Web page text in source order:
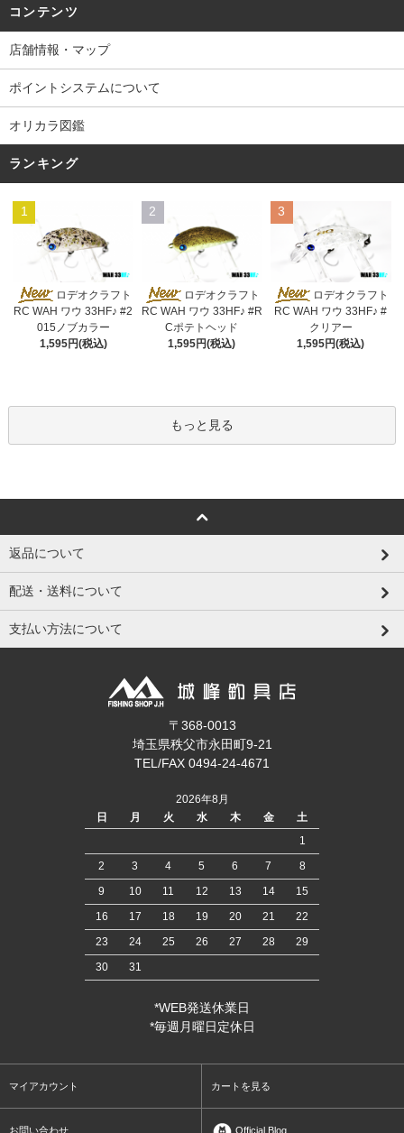
コンテンツ
店舗情報・マップ
ポイントシステムについて
オリカラ図鑑
ランキング
1
ロデオクラフト
RC WAH ワウ 33HF♪ #2
015ノブカラー
1,595円(税込)
2
ロデオクラフト
RC WAH ワウ 33HF♪ #R
Cポテトヘッド
1,595円(税込)
3
ロデオクラフト
RC WAH ワウ 33HF♪ #
クリアー
1,595円(税込)
もっと見る
返品について
配送・送料について
支払い方法について
〒368-0013
埼玉県秩父市永田町9-21
TEL/FAX 0494-24-4671
2026年8月
日
月 火 水 木 金
土
1
2
3 4 5 6 7
8
9
10 11 12 13 14
15
16
17 18 19 20 21
22
23
24 25 26 27 28
29
30
31
*WEB発送休業日
*毎週月曜日定休日
マイアカウント カートを見る
お問い合わせ Official Blog